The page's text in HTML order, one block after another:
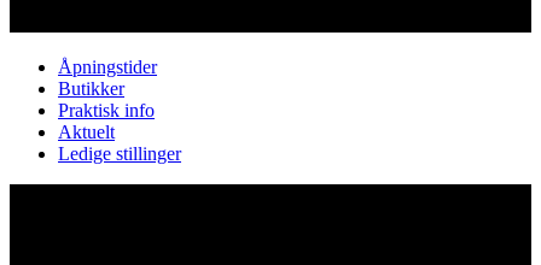
Åpningstider
Butikker
Praktisk info
Aktuelt
Ledige stillinger